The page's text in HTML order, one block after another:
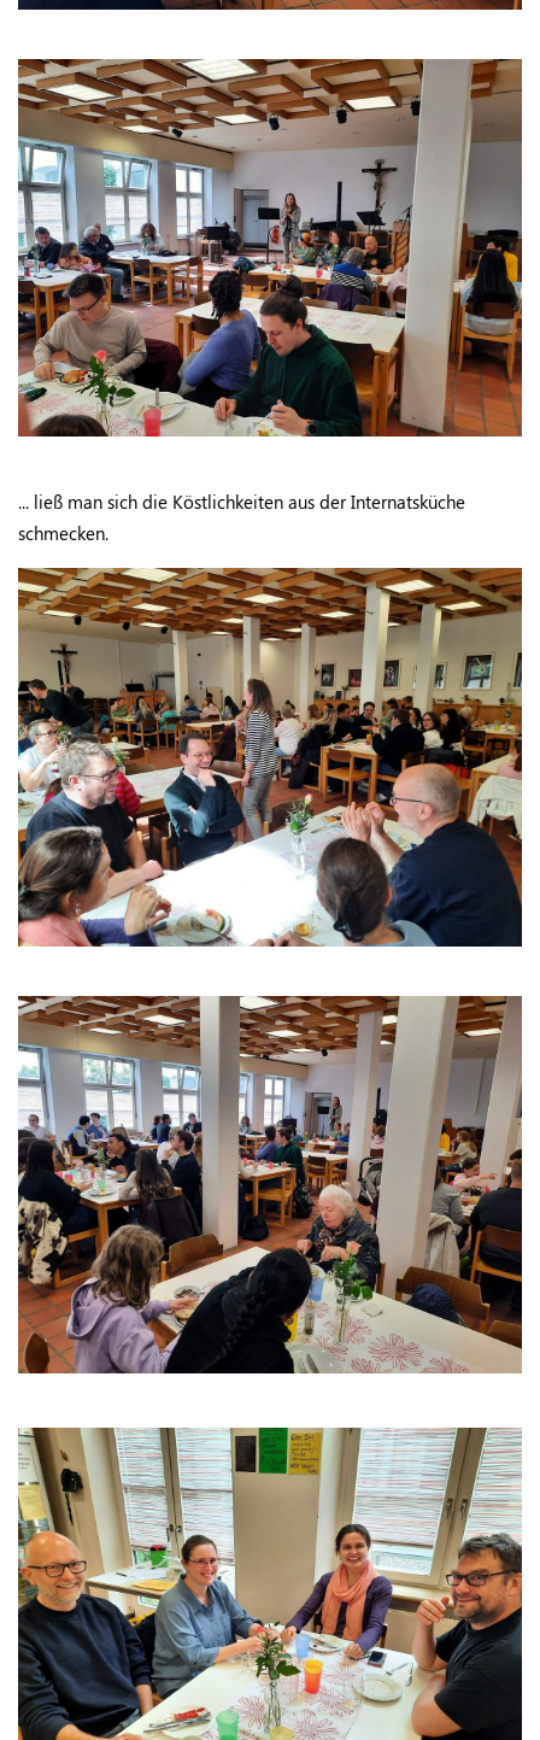
... ließ man sich die Köstlichkeiten aus der Internatsküche
schmecken.